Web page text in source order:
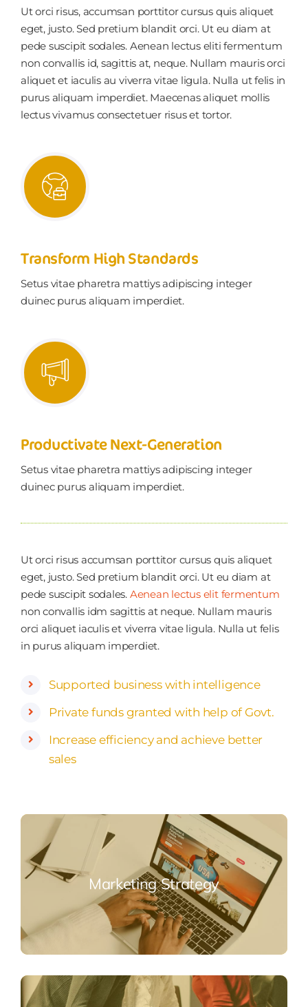
Ut orci risus, accumsan porttitor cursus quis aliquet
eget, justo. Sed pretium blandit orci. Ut eu diam at
pede suscipit sodales. Aenean lectus eliti fermentum
non convallis id, sagittis at, neque. Nullam mauris orci
aliquet et iaculis au viverra vitae ligula. Nulla ut felis in
purus aliquam imperdiet. Maecenas aliquet mollis
lectus vivamus consectetuer risus et tortor.
Transform High Standards
Setus vitae pharetra mattiys adipiscing integer
duinec purus aliquam imperdiet.
Productivate Next-Generation
Setus vitae pharetra mattiys adipiscing integer
duinec purus aliquam imperdiet.
Ut orci risus accumsan porttitor cursus quis aliquet
eget, justo. Sed pretium blandit orci. Ut eu diam at
pede suscipit sodales. Aenean lectus elit fermentum
non convallis idm sagittis at neque. Nullam mauris
orci aliquet iaculis et viverra vitae ligula. Nulla ut felis
in purus aliquam imperdiet.
Supported business with intelligence
Private funds granted with help of Govt.
Increase efficiency and achieve better
sales
Marketing Strategy